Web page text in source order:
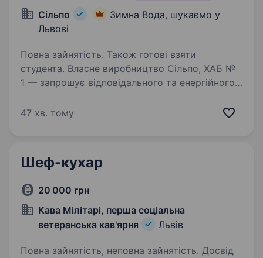
Сільпо
Зимна Вода, шукаємо у
Львові
Повна зайнятість. Також готові взяти
студента. Власне виробництво Сільпо, ХАБ №
1 — запрошує відповідального та енергійного
дружньої команди. Якщо ви цінуєте
47 хв. тому
Шеф-кухар
20 000 грн
Кава Мілітарі, перша соціальна
ветеранська кав'ярня
Львів
Повна зайнятість, неповна зайнятість. Досвід